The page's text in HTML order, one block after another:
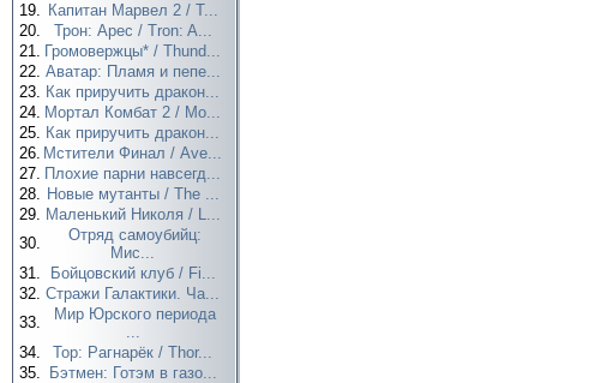
19. Капитан Марвел 2 / T...
20.
Трон: Арес / Tron: A...
21. Громовержцы* / Thund...
22. Аватар: Пламя и пепе...
23. Как приручить дракон...
24. Мортал Комбат 2 / Mo...
25. Как приручить дракон...
26. Мстители Финал / Ave...
27. Плохие парни навсегд...
28. Новые мутанты / The ...
29. Маленький Николя / L...
30.
Отряд самоубийц:
Мис...
31.
Бойцовский клуб / Fi...
32. Стражи Галактики. Ча...
33.
Мир Юрского периода
...
34.
Тор: Рагнарёк / Thor...
35.
Бэтмен: Готэм в газо...